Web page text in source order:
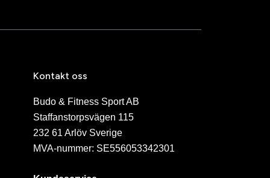
Kontakt oss
Budo & Fitness Sport AB
Staffanstorpsvägen 115
232 61 Arlöv Sverige
MVA-nummer: SE556053342301